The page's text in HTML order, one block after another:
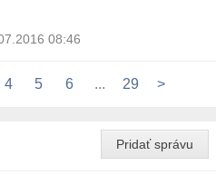
08:46
4 5 6 ... 29 >
Pridať správu